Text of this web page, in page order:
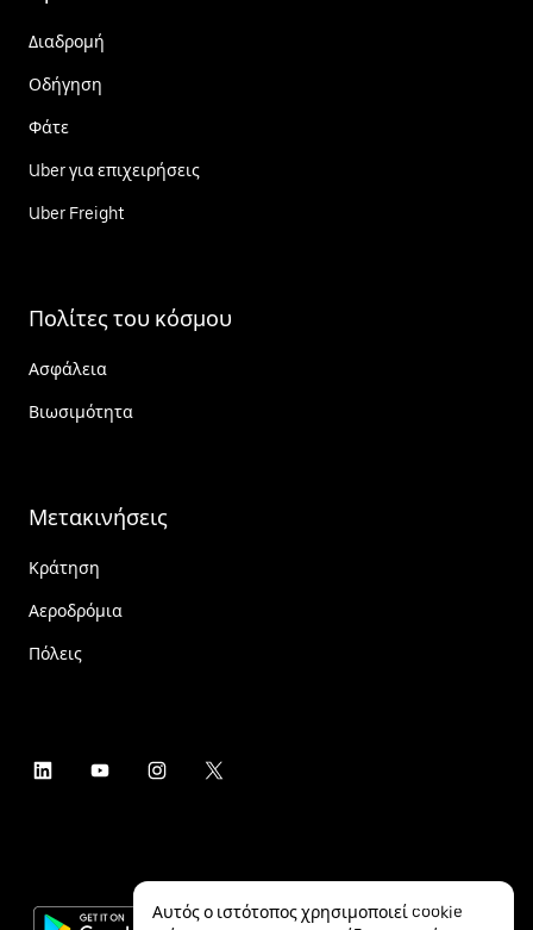
Διαδρομή
Οδήγηση
Φάτε
Uber για επιχειρήσεις
Uber Freight
Πολίτες του κόσμου
Ασφάλεια
Βιωσιμότητα
Μετακινήσεις
Κράτηση
Αεροδρόμια
Πόλεις
Αυτός ο ιστότοπος χρησιμοποιεί cookie